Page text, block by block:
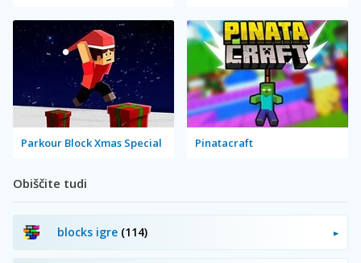
Parkour Block Xmas Special Pinatacraft
Obiščite tudi
blocks igre (114)